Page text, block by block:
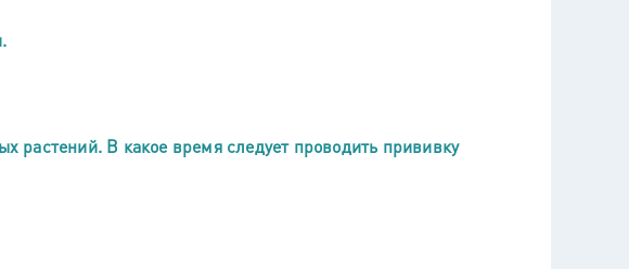
растений. В какое время следует проводить прививку